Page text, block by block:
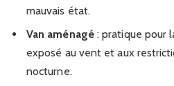
mauvais état.
Van aménagé: pratique pour
exposé au vent et aux
nocturne.